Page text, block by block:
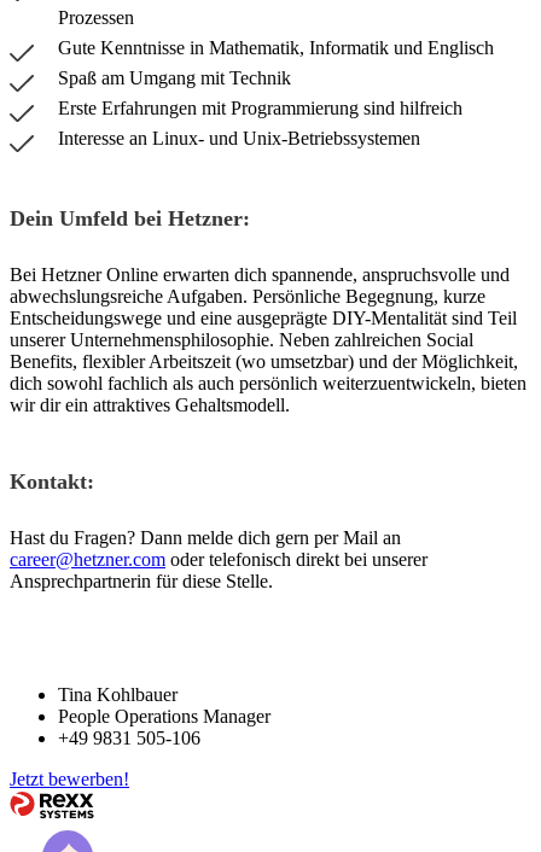
Prozessen
Gute Kenntnisse in Mathematik, Informatik und Englisch
Spaß am Umgang mit Technik
Erste Erfahrungen mit Programmierung sind hilfreich
Interesse an Linux- und Unix-Betriebssystemen
Dein Umfeld bei Hetzner:
Bei Hetzner Online erwarten dich spannende, anspruchsvolle und
abwechslungsreiche Aufgaben. Persönliche Begegnung, kurze
Entscheidungswege und eine ausgeprägte DIY-Mentalität sind Teil
unserer Unternehmensphilosophie. Neben zahlreichen Social
Benefits, flexibler Arbeitszeit (wo umsetzbar) und der Möglichkeit,
dich sowohl fachlich als auch persönlich weiterzuentwickeln, bieten
wir dir ein attraktives Gehaltsmodell.
Kontakt:
Hast du Fragen? Dann melde dich gern per Mail an
career@hetzner.com oder telefonisch direkt bei unserer
Ansprechpartnerin für diese Stelle.
Tina Kohlbauer
People Operations Manager
+49 9831 505-106
Jetzt bewerben!